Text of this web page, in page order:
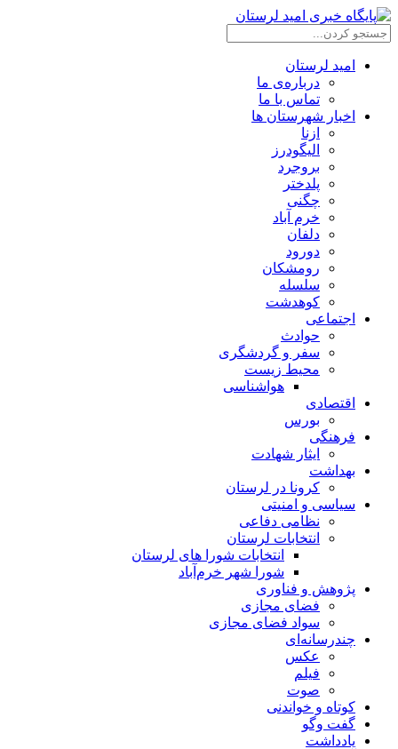
امید لرستان
درباره‌ی ما
تماس با ما
اخبار شهرستان ها
ازنا
الیگودرز
بروجرد
پلدختر
چگنی
خرم آباد
دلفان
دورود
رومشکان
سلسله
کوهدشت
اجتماعی
حوادث
سفر و گردشگری
محیط زیست
هواشناسی
اقتصادی
بورس
فرهنگی
ایثار شهادت
بهداشت
کرونا در لرستان
سیاسی و امنیتی
نظامی دفاعی
انتخابات لرستان
انتخابات شورا های لرستان
شورا شهر خرم‌آباد
پژوهش و فناوری
فضای مجازی
سواد فضای مجازی
چندرسانه‌ای
عكس
فیلم
صوت
کوتاه و خواندنی
گفت وگو
یادداشت